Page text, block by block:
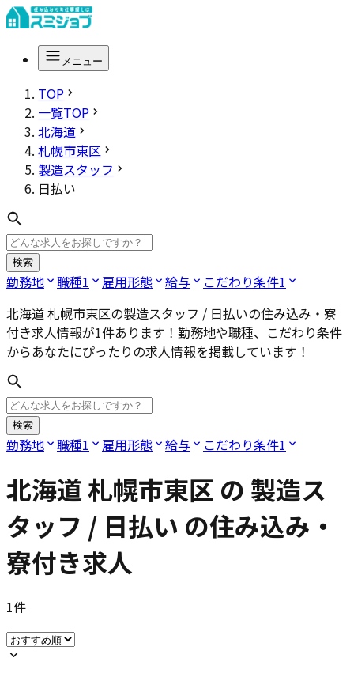
メニュー
TOP
一覧TOP
北海道
札幌市東区
製造スタッフ
日払い
検索
勤務地 職種1 雇用形態 給与 こだわり条件1
北海道 札幌市東区の製造スタッフ / 日払いの住み込み・寮
付き求人情報が1件あります！勤務地や職種、こだわり条件
からあなたにぴったりの求人情報を掲載しています！
検索
勤務地 職種1 雇用形態 給与 こだわり条件1
北海道 札幌市東区 の 製造ス
タッフ / 日払い の住み込み・
寮付き求人
1件